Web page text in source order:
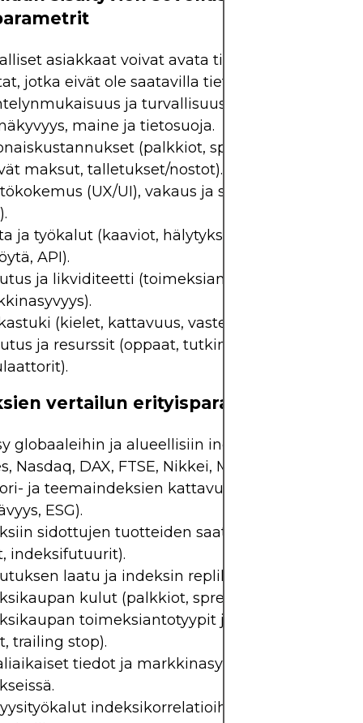
asiakkaat voivat avata tilejä; suodatamme
jotka eivät ole saatavilla tietyissä maissa.
ja turvallisuus.
maine ja tietosuoja.
(palkkiot, spreadit, ei-
maksut, talletukset/nostot).
(UX/UI), vakaus ja suorituskyky
ja työkalut (kaaviot, hälytykset, backtesting,
API).
ja likviditeetti (toimeksiantojen laatu,
(kielet, kattavuus, vasteajat).
ja resurssit (oppaat, tutkimus, demot,
vertailun erityisparametrit
globaaleihin ja alueellisiin indekseihin (S&P
Nasdaq, DAX, FTSE, Nikkei, MSCI jne.).
ja teemaindeksien kattavuus (teknologia,
ESG).
sidottujen tuotteiden saatavuus (CFD:t,
indeksifutuurit).
laatu ja indeksin replikaation tarkkuus.
kulut (palkkiot, spreadit, overnight-
toimeksiantotyypit ja työkalut (stop
trailing stop).
tiedot ja markkinasyvyys keskeisissä
indeksikorrelatioihin ja hajautettuun